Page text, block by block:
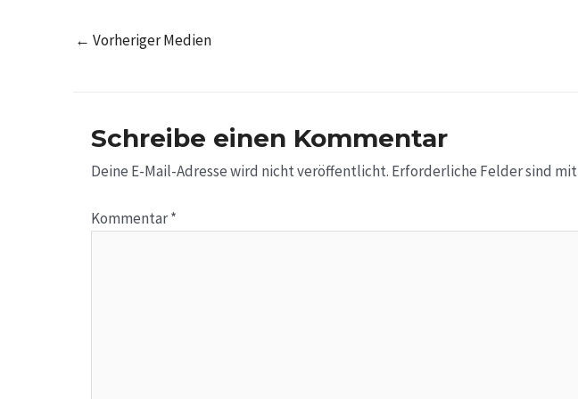
← Vorheriger Medien
Schreibe einen Kommentar
Deine E-Mail-Adresse wird nicht veröffentlicht. Erforderliche Felder sind mit
Kommentar*